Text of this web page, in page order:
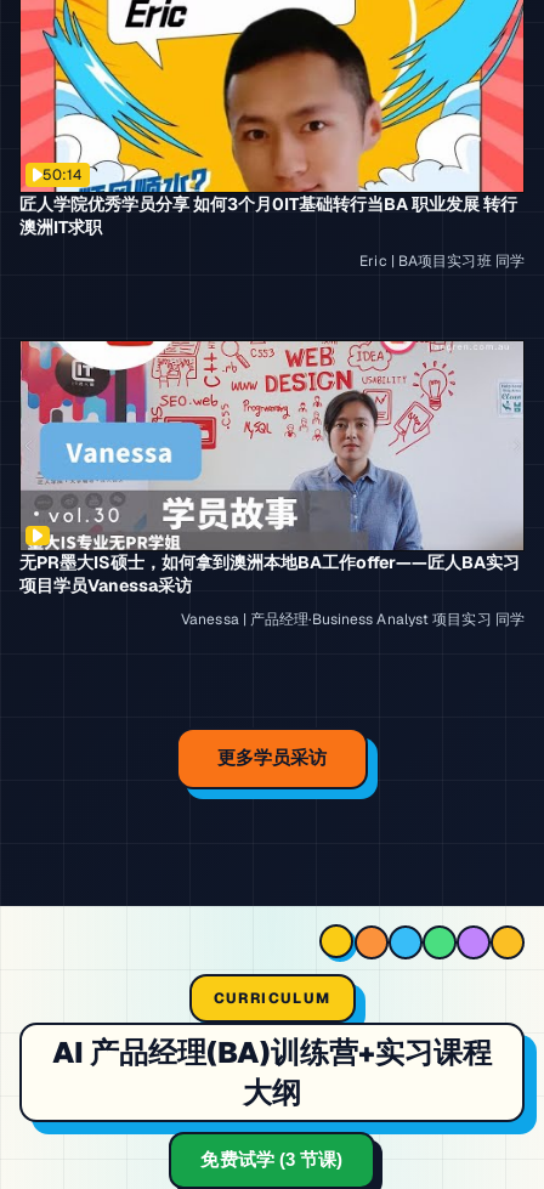
50:14
匠人学院优秀学员分享 如何3个月0IT基础转行当BA 职业发展 转行
澳洲IT求职
Eric | BA项目实习班同学
无PR墨大IS硕士，如何拿到澳洲本地BA工作offer——匠人BA实习
项目学员Vanessa采访
Vanessa|产品经理·Business Analyst 项目实习 同学
更多学员采访
CURRICULUM
AI 产品经理(BA)训练营+实习课程
大纲
免费试学 (3 节课)